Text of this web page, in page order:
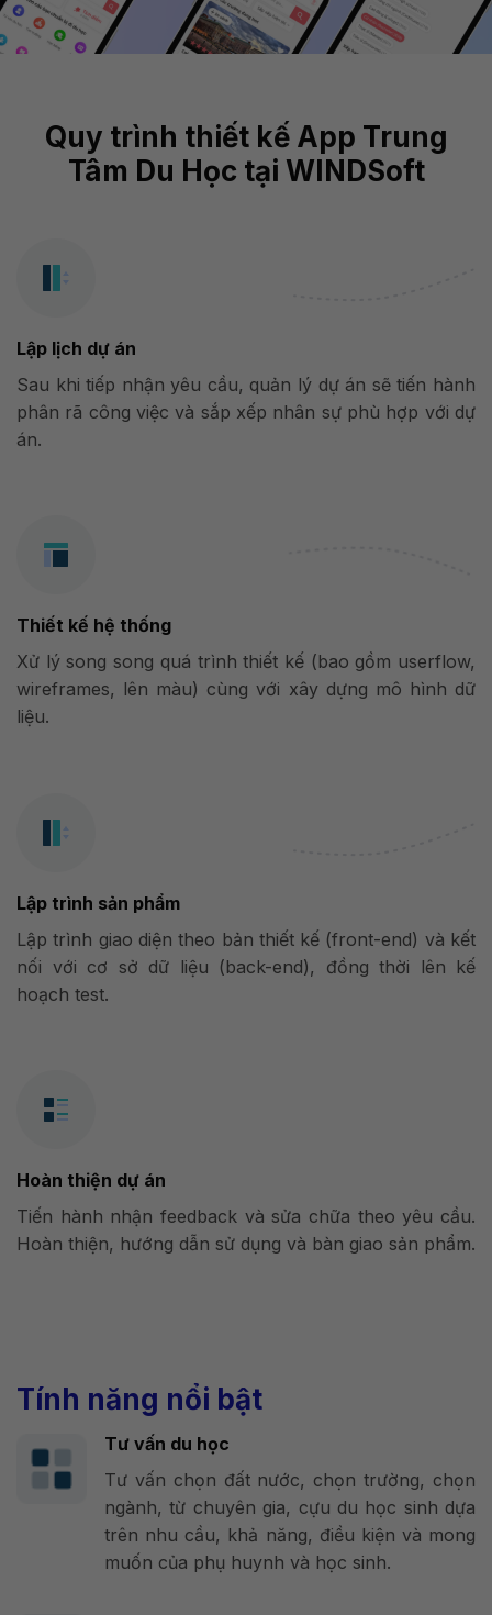
Quy trình thiết kế App Trung
Tâm Du Học tại WINDSoft
Lập lịch dự án
Sau khi tiếp nhận yêu cầu, quản lý dự án sẽ tiến hành
phân rã công việc và sắp xếp nhân sự phù hợp với dự
án.
Thiết kế hệ thống
Xử lý song song quá trình thiết kế (bao gồm userflow,
wireframes, lên màu) cùng với xây dựng mô hình dữ
liệu.
Lập trình sản phẩm
Lập trình giao diện theo bản thiết kế (front-end) và kết
nối với cơ sở dữ liệu (back-end), đồng thời lên kế
hoạch test.
Hoàn thiện dự án
Tiến hành nhận feedback và sửa chữa theo yêu cầu.
Hoàn thiện, hướng dẫn sử dụng và bàn giao sản phẩm.
Tính năng nổi bật
Tư vấn du học
Tư vấn chọn đất nước, chọn trường, chọn
ngành, từ chuyên gia, cựu du học sinh dựa
trên nhu cầu, khả năng, điều kiện và mong
muốn của phụ huynh và học sinh.